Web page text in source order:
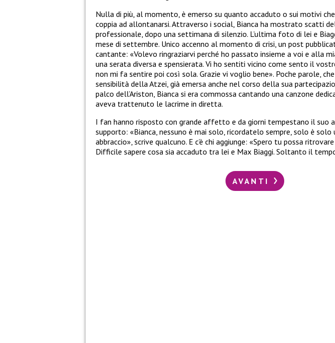
Nulla di più, al momento, è emerso su quanto accaduto o sui motivi
coppia ad allontanarsi. Attraverso i social, Bianca ha mostrato scatti
professionale, dopo una settimana di silenzio. L’ultima foto di lei e
mese di settembre. Unico accenno al momento di crisi, un post
cantante: «Volevo ringraziarvi perché ho passato insieme a voi e alla
una serata diversa e spensierata. Vi ho sentiti vicino come sento il
non mi fa sentire poi così sola. Grazie vi voglio bene». Poche parole,
sensibilità della Atzei, già emersa anche nel corso della sua
palco dell’Ariston, Bianca si era commossa cantando una canzone
aveva trattenuto le lacrime in diretta.
I fan hanno risposto con grande affetto e da giorni tempestano il suo
supporto: «Bianca, nessuno è mai solo, ricordatelo sempre, solo è solo
abbraccio», scrive qualcuno. E c’è chi aggiunge: «Spero tu possa
Difficile sapere cosa sia accaduto tra lei e Max Biaggi. Soltanto il
AVANTI